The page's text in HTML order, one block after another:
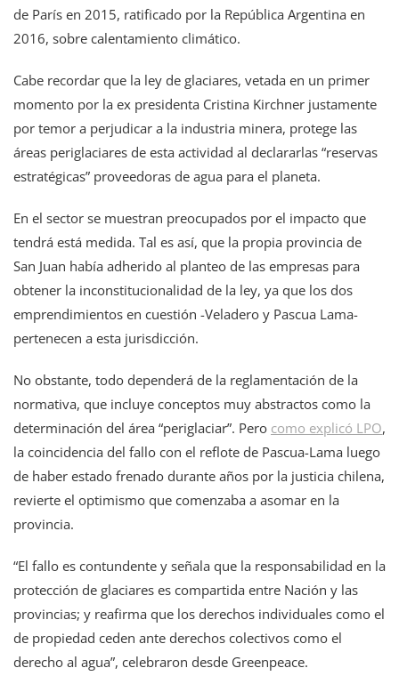
de París en 2015, ratificado por la República Argentina en
2016, sobre calentamiento climático.
Cabe recordar que la ley de glaciares, vetada en un primer
momento por la ex presidenta Cristina Kirchner justamente
por temor a perjudicar a la industria minera, protege las
áreas periglaciares de esta actividad al declararlas “reservas
estratégicas” proveedoras de agua para el planeta.
En el sector se muestran preocupados por el impacto que
tendrá está medida. Tal es así, que la propia provincia de
San Juan había adherido al planteo de las empresas para
obtener la inconstitucionalidad de la ley, ya que los dos
emprendimientos en cuestión -Veladero y Pascua Lama-
pertenecen a esta jurisdicción.
No obstante, todo dependerá de la reglamentación de la
normativa, que incluye conceptos muy abstractos como la
determinación del área “periglaciar”. Pero como explicó LPO,
la coincidencia del fallo con el reflote de Pascua-Lama luego
de haber estado frenado durante años por la justicia chilena,
revierte el optimismo que comenzaba a asomar en la
provincia.
“El fallo es contundente y señala que la responsabilidad en la
protección de glaciares es compartida entre Nación y las
provincias; y reafirma que los derechos individuales como el
de propiedad ceden ante derechos colectivos como el
derecho al agua”, celebraron desde Greenpeace.